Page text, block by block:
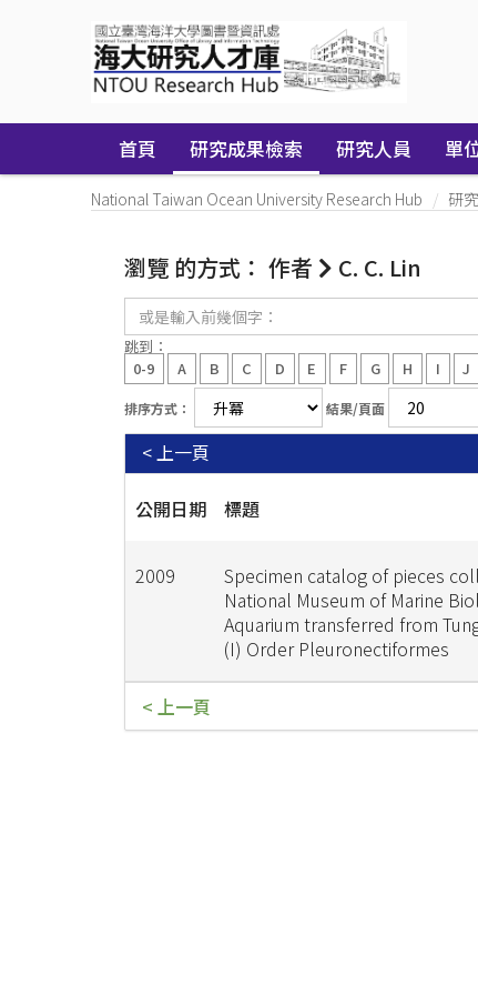
首頁 研究成果檢索 研究人員 單
National Taiwan Ocean University Research Hub 研
瀏覽 的方式： 作者 C. C. Lin
或
輸
入
前
幾
字：
跳到：
0-9
A B C D E F G H I J
排序方式： 結果/頁面
< 上一頁
公開日期 標題
2009
Specimen catalog of pieces
National Museum of Marine
Aquarium transferred from
(I) Order Pleuronectiformes
< 上一頁